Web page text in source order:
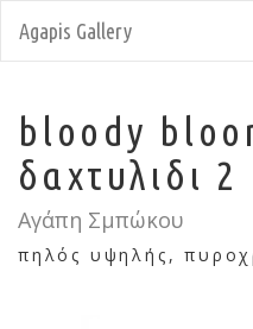
Agapis Gallery
bloody
δαχτυλιδι 2
Αγάπη Σμπώκου
πηλός υψηλής,